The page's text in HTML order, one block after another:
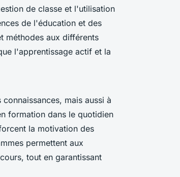
de classe et l'utilisation
de l'éducation et des
méthodes aux différents
l'apprentissage actif et la
mais aussi à
formation dans le quotidien
la motivation des
permettent aux
tout en garantissant